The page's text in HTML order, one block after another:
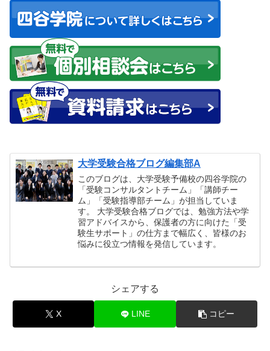
大学受験合格ブログ編集部A
このブログは、大学受験予備校の四谷学院の
「受験コンサルタントチーム」「講師チー
ム」「受験指導部チーム」が担当していま
す。 大学受験合格ブログでは、勉強方法や学
習アドバイスから、保護者の方に向けた「受
験生サポート」の仕方まで幅広く、皆様のお
悩みに役立つ情報を発信しています。
シェアする
X LINE コピー